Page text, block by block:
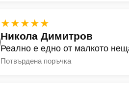
★★★★★
Никола Димитров
Реално е едно от малкото
Потвърдена поръчка